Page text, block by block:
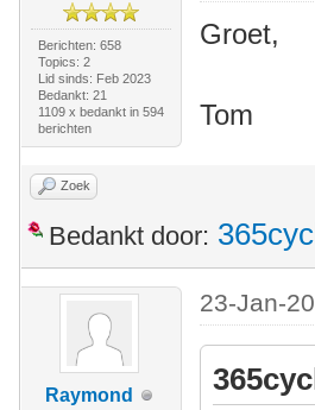
Berichten: 658
Topics: 2
Lid sinds: Feb 2023
Bedankt: 21
1109 x bedankt in 594
berichten
Groet,
Tom
Zoek
Bedankt door:
Raymond
23-Jan-